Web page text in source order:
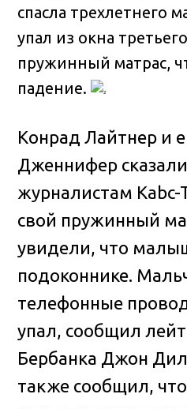
спасла трехлетнего
упал из окна
пружинный матрас,
падение.
Конрад Лайтнер и
Дженнифер сказали
журналистам Kabc-
свой пружинный
увидели, что
подоконнике.
телефонные
упал, сообщил
Бербанка Джон
также сообщил,